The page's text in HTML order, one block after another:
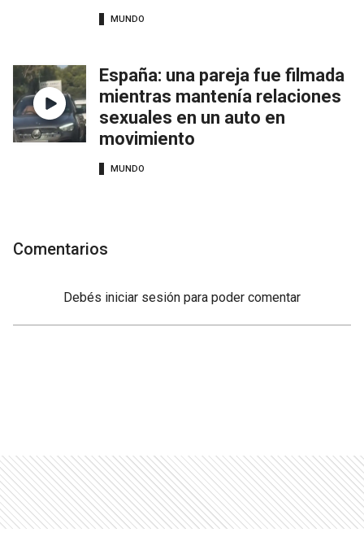
MUNDO
España: una pareja fue filmada
mientras mantenía relaciones
sexuales en un auto en
movimiento
MUNDO
Comentarios
Debés iniciar sesión para poder comentar